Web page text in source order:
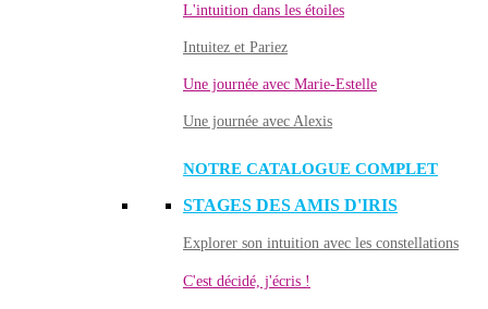
L'intuition dans les étoiles
Intuitez et Pariez
Une journée avec Marie-Estelle
Une journée avec Alexis
NOTRE CATALOGUE COMPLET
STAGES DES AMIS D'IRIS
Explorer son intuition avec les constellations
C'est décidé, j'écris !